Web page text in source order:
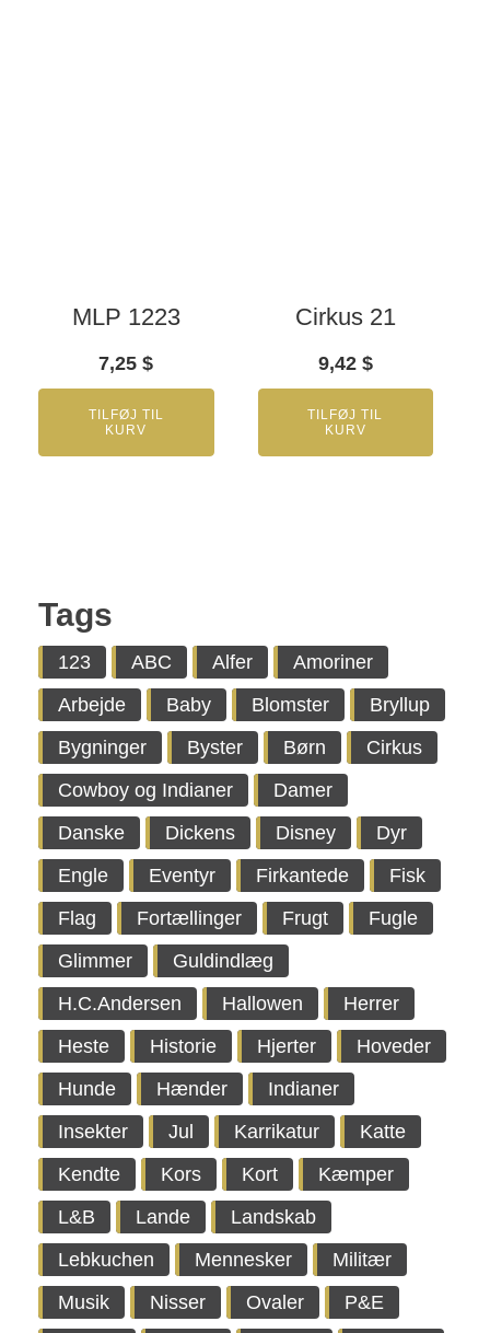
MLP 1223
7,25$
TILFØJ TIL
KURV
Cirkus 21
9,42 $
TILFØJ TIL
KURV
Tags
123 ABC Alfer
Amoriner
Arbejde
Baby Blomster
Bryllup
Bygninger
Byster Børn
Cirkus
Cowboy og Indianer
Damer
Danske
Dickens Disney
Dyr
Engle
Eventyr Firkantede
Fisk
Flag
Fortællinger Frugt
Fugle
Glimmer
Guldindlæg
H.C.Andersen
Hallowen
Herrer
Heste
Historie Hjerter
Hoveder
Hunde
Hænder
Indianer
Insekter
Jul Karrikatur
Katte
Kendte
Kors Kort
Kæmper
L&B
Lande
Landskab
Lebkuchen
Mennesker
Militær
Musik
Nisser Ovaler
P&E